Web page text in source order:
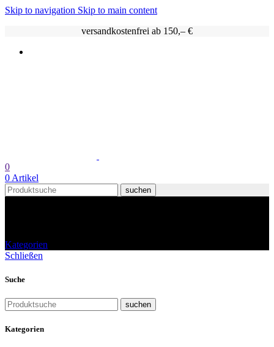
Skip to navigation Skip to main content
versandkostenfrei ab 150,– €
0
0 Artikel
suchen
Kategorien
Schließen
Suche
suchen
Kategorien